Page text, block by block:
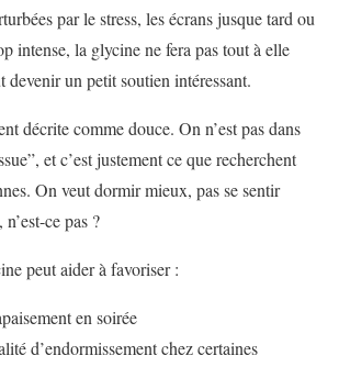
par le stress, les écrans jusque tard ou
intense, la glycine ne fera pas tout à elle
devenir un petit soutien intéressant.
décrite comme douce. On n’est pas dans
et c’est justement ce que recherchent
On veut dormir mieux, pas se sentir
ce pas ?
peut aider à favoriser :
en soirée
d’endormissement chez certaines